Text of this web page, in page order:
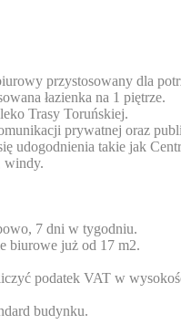
przystosowany dla
łazienka na 1 piętrze.
Trasy Toruńskiej.
prywatnej oraz
udogodnienia takie jak
windy.
7 dni w tygodniu.
biurowe już od 17 m2.
podatek VAT w
budynku.